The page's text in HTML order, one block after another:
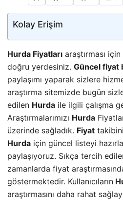
Kolay Erişim
Hurda Fiyatları araştırması
doğru yerdesiniz. Güncel fiyat
paylaşımı yaparak sizlere
araştırma sitemizde bugün
edilen Hurda ile ilgili çalışma
Araştırmalarımızı Hurda
üzerinde sağladık. Fiyat
Hurda için güncel listeyi
paylaşıyoruz. Sıkça tercih
zamanlarda fiyat
göstermektedir. Kullanıcıların
araştırmasını daha rahat